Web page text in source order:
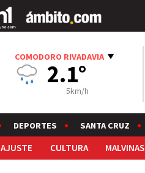
COMODORO RIVADAVIA
2.1°
5km/h
DEPORTES SANTA CRUZ
AJUSTE CULTURA MALVINAS